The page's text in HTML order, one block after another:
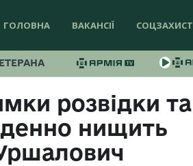
ГОЛОВНА ВАКАНСІЇ СОЦЗАХИСТ
розвідки та
нищить